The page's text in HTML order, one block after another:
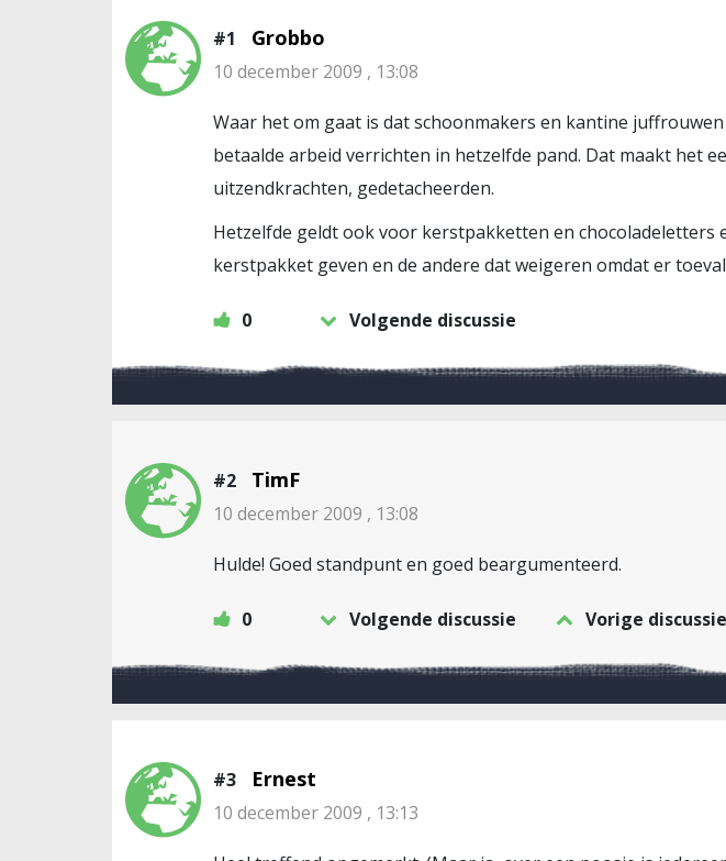
#1 Grobbo
10 december 2009 , 13:08
Waar het om gaat is dat schoonmakers en kantine
betaalde arbeid verrichten in hetzelfde pand. Dat maakt het
uitzendkrachten, gedetacheerden.
Hetzelfde geldt ook voor kerstpakketten en chocoladeletters
kerstpakket geven en de andere dat weigeren omdat er
0 Volgende discussie
#2 TimF
10 december 2009 , 13:08
Hulde! Goed standpunt en goed beargumenteerd.
0 Volgende discussie Vorige discussie
#3 Ernest
10 december 2009 , 13:13